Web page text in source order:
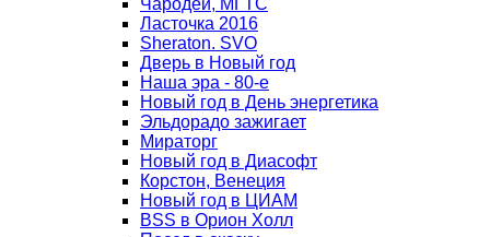
Чародеи, МГТС
Ласточка 2016
Sheraton. SVO
Дверь в Новый год
Наша эра - 80-е
Новый год в День энергетика
Эльдорадо зажигает
Мираторг
Новый год в Диасофт
Корстон, Венеция
Новый год в ЦИАМ
BSS в Орион Холл